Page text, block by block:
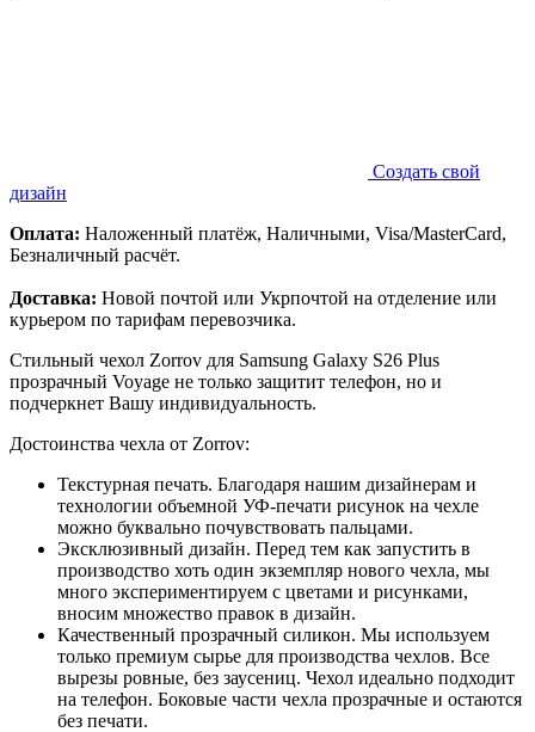
Создать свой
дизайн
Оплата: Наложенный платёж, Наличными, Visa/MasterCard,
Безналичный расчёт.
Доставка: Новой почтой или Укрпочтой на отделение или
курьером по тарифам перевозчика.
Стильный чехол Zorrov для Samsung Galaxy S26 Plus
прозрачный Voyage не только защитит телефон, но и
подчеркнет Вашу индивидуальность.
Достоинства чехла от Zorrov:
Текстурная печать. Благодаря нашим дизайнерам и
технологии объемной УФ-печати рисунок на чехле
можно буквально почувствовать пальцами.
Эксклюзивный дизайн. Перед тем как запустить в
производство хоть один экземпляр нового чехла, мы
много экспериментируем с цветами и рисунками,
вносим множество правок в дизайн.
Качественный прозрачный силикон. Мы используем
только премиум сырье для производства чехлов. Все
вырезы ровные, без заусениц. Чехол идеально подходит
на телефон. Боковые части чехла прозрачные и остаются
без печати.